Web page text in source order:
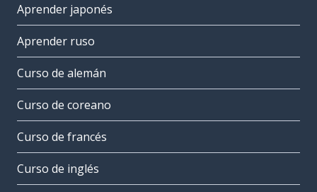
Aprender japonés
Aprender ruso
Curso de alemán
Curso de coreano
Curso de francés
Curso de inglés